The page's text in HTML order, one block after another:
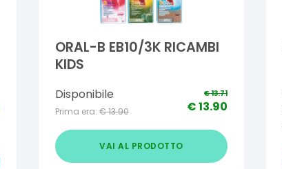
ORAL-B EB10/3K RICAMBI
KIDS
Disponibile
Prima era: €13.90
€13.71
€13.90
VAI AL PRODOTTO